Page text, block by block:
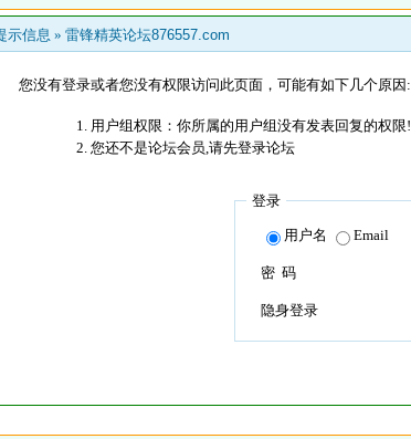
示信息 » 雷锋精英论坛876557.com
您没有登录或者您没有权限访问此页面，可能有如下几个原因:
用户组权限：你所属的用户组没有发表回复的权限!
您还不是论坛会员,请先登录论坛
登录
用户名 Email
密 码
隐身登录